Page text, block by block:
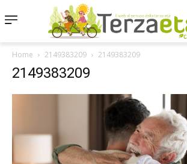
Home 2149383209 2149383209
2149383209